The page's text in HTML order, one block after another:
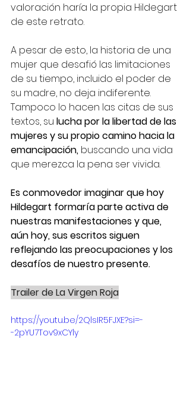
valoración haría la propia Hildegart
de este retrato.
A pesar de esto, la historia de una
mujer que desafió las limitaciones
de su tiempo, incluido el poder de
su madre, no deja indiferente.
Tampoco lo hacen las citas de sus
textos, su lucha por la libertad de las
mujeres y su propio camino hacia la
emancipación, buscando una vida
que merezca la pena ser vivida.
Es conmovedor imaginar que hoy
Hildegart formaría parte activa de
nuestras manifestaciones y que,
aún hoy, sus escritos siguen
reflejando las preocupaciones y los
desafíos de nuestro presente.
Trailer de La Virgen Roja
https://youtu.be/2QlsIR5FJXE?si=-
-2pYU7Tov9xCYly